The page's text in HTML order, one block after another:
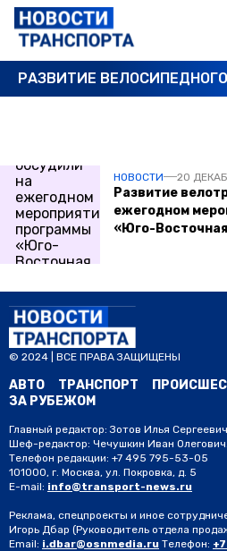
РАЗВИТИЕ
НОВОСТИ 20
Развитие
ежегодном
«Юго-
© 2024 | ВСЕ ПРАВА ЗАЩИЩЕНЫ
АВТО ТРАНСПОРТ
ЗА РУБЕЖОМ
Главный редактор: Зотов Илья
Шеф-редактор: Чечушкин Иван Олегович.
Телефон редакции: +7 495 795-53-05
101000, г. Москва, ул. Покровка, д. 5
E-mail: info@transport-news.ru
Реклама, спецпроекты и иное
Игорь Дбар (Руководитель отдела
Email: i.dbar@osnmedia.ru Телефон: